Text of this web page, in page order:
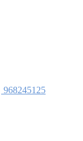
968245125